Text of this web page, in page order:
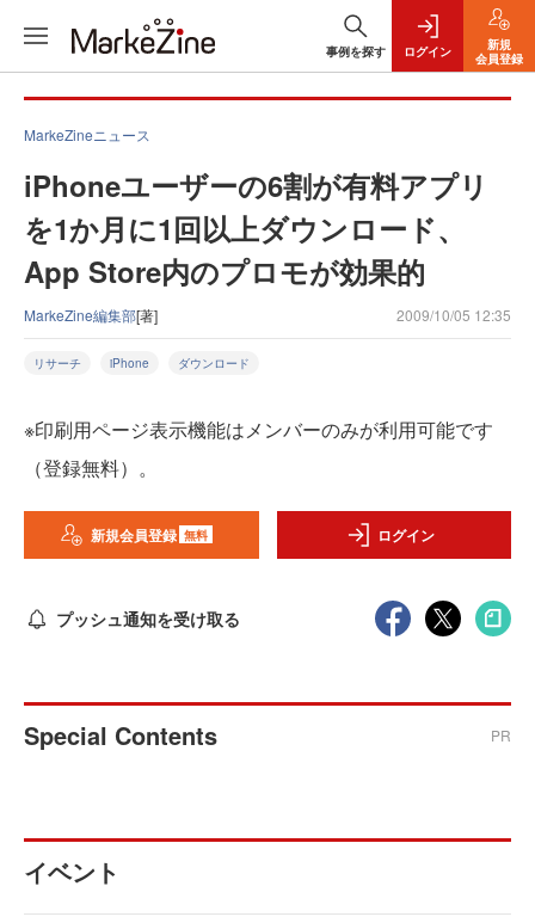
事例を探す ログイン
新規
会員登録
MarkeZineニュース
iPhoneユーザーの6割が有料アプリ
を1か月に1回以上ダウンロード、
App Store内のプロモが効果的
MarkeZine編集部[著] 2009/10/05 12:35
リサーチ iPhone ダウンロード
※印刷用ページ表示機能はメンバーのみが利用可能です
（登録無料）。
新規会員登録 無料 ログイン
プッシュ通知を受け取る
Special Contents PR
イベント